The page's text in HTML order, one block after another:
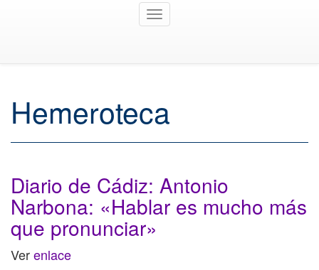
Toggle
Hemeroteca
Diario de Cádiz: Antonio
Narbona: «Hablar es mucho más
que pronunciar»
Verenlace